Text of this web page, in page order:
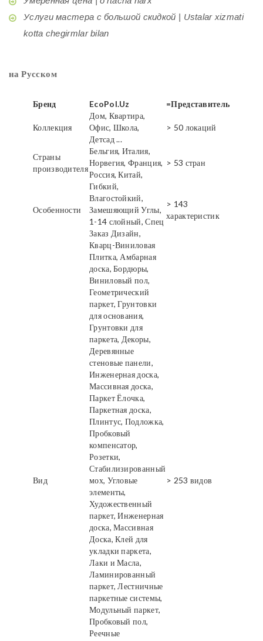
Услуги мастера с большой скидкой | Ustalar xizmati
kotta chegirmlar bilan
на Русском
Бренд EcoPol.Uz =Представитель
Коллекция
Дом, Квартира,
Офис, Школа,
Детсад ...
> 50 локаций
Страны
производителя
Бельгия, Италия,
Норвегия, Франция,
Россия, Китай,
> 53 стран
Особенности
Гибкий,
Влагостойкий,
Замешяющий Углы,
1-14 слойный, Спец
Заказ Дизайн,
> 143
характеристик
Вид
Кварц-Виниловая
Плитка, Амбарная
доска, Бордюры,
Виниловый пол,
Геометрический
паркет, Грунтовки
для основания,
Грунтовки для
паркета, Декоры,
Деревянные
стеновые панели,
Инженерная доска,
Массивная доска,
Паркет Ёлочка,
Паркетная доска,
Плинтус, Подложка,
Пробковый
компенсатор,
Розетки,
Стабилизированный
мох, Угловые
элементы,
Художественный
паркет, Инженерная
доска, Массивная
Доска, Клей для
укладки паркета,
Лаки и Масла,
Ламинированный
паркет, Лестничные
паркетные системы,
Модульный паркет,
Пробковый пол,
Реечные
> 253 видов